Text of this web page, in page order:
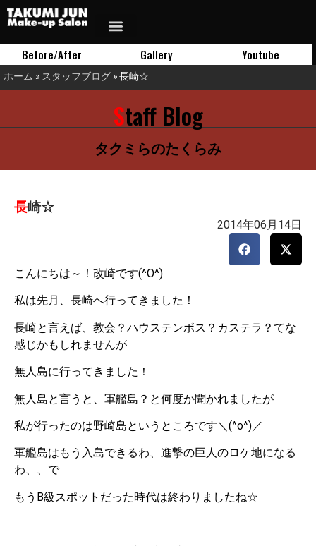
Before/After Gallery Youtube
ホーム » スタッフブログ »長崎☆
Staff Blog
タクミらのたくらみ
長崎☆
2014年06月14日
こんにちは～！改崎です(^O^)
私は先月、長崎へ行ってきました！
長崎と言えば、教会？ハウステンボス？カステラ？てな
感じかもしれませんが
無人島に行ってきました！
無人島と言うと、軍艦島？と何度か聞かれましたが
私が行ったのは野崎島というところです＼(^o^)／
軍艦島はもう入島できるわ、進撃の巨人のロケ地になる
わ、、で
もうB級スポットだった時代は終わりましたね☆